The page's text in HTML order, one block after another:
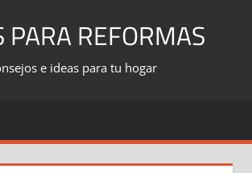
PARA REFORMAS
e ideas para tu hogar